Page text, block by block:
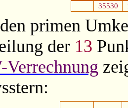
35530
primen
der 13